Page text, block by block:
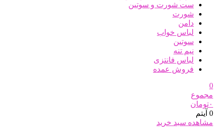
ست شورت و سوتین
شورت
دامن
لباس خواب
سوتین
نیم تنه
لباس فانتزی
فروش عمده
0
مجموع
۰تومان
0 آیتم
مشاهده سبد خرید